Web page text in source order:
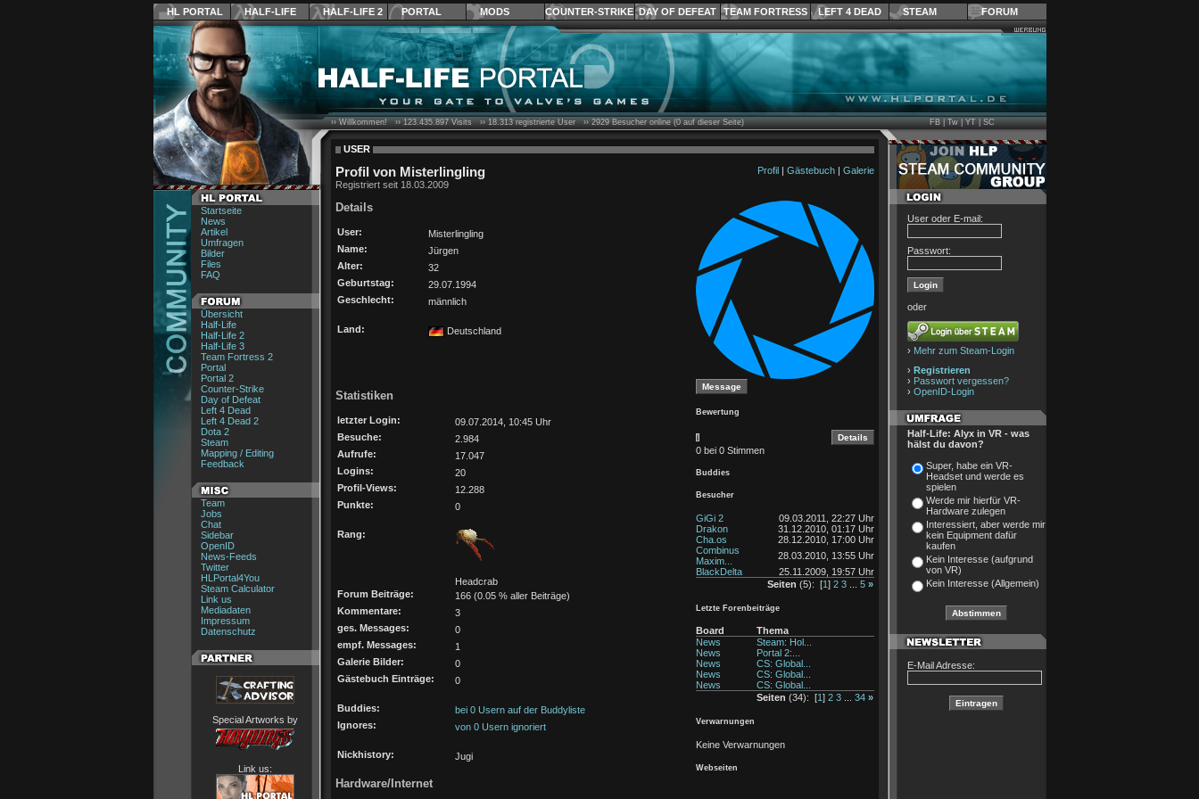
HL PORTAL HALF-LIFE HALF-LIFE 2 PORTAL MODS COUNTER-STRIKE DAY OF DEFEAT TEAM FORTRESS LEFT 4 DEAD STEAM FORUM
Startseite
News
Artikel
Umfragen
Bilder
Files
FAQ
Übersicht
Half-Life
Half-Life 2
Half-Life 3
Team Fortress 2
Portal
Portal 2
Counter-Strike
Day of Defeat
Left 4 Dead
Left 4 Dead 2
Dota 2
Steam
Mapping / Editing
Feedback
Team
Jobs
Chat
Sidebar
OpenID
News-Feeds
Twitter
HLPortal4You
Steam Calculator
Link us
Mediadaten
Impressum
Datenschutz
Special Artworks by
Link us:
›› Willkommen! ››123.435.897Visits ››18.313registrierte User ››2929Besucher online (0 auf dieser Seite)
USER
Profil von Misterlingling Profil| Gästebuch| Galerie
Registriert seit 18.03.2009
Details
User:
Misterlingling
Name:
Jürgen
Alter:
32
Geburtstag:
29.07.1994
Geschlecht:
männlich
Land: Deutschland
Statistiken
letzter Login:
09.07.2014, 10:45 Uhr
Besuche:
2.984
Aufrufe:
17.047
Logins:
20
Profil-Views:
12.288
Punkte:
0
Rang:
Headcrab
Forum Beiträge:
166 (0.05 % aller Beiträge)
Kommentare:
3
ges. Messages:
0
empf. Messages:
1
Galerie Bilder:
0
Gästebuch Einträge:
0
Buddies:
bei 0 Usern auf der Buddyliste
Ignores:
von 0 Usern ignoriert
Nickhistory: Jugi
Hardware/Internet
Bewertung
0 bei 0 Stimmen
Buddies
Besucher
GiGi 2
09.03.2011, 22:27 Uhr
Drakon
31.12.2010, 01:17 Uhr
Cha.os
28.12.2010, 17:00 Uhr
Combinus
Maxim...
28.03.2010, 13:55 Uhr
BlackDelta
25.11.2009, 19:57 Uhr
Seiten (5): [1] 2 3... 5 »
Letzte Forenbeiträge
Board
Thema
News
Steam: Hol...
News
Portal 2:...
News
CS: Global...
News
CS: Global...
News
CS: Global...
Seiten (34): [1] 2 3... 34 »
Verwarnungen
Keine Verwarnungen
Webseiten
FB|Tw|YT|SC
User oder E-mail:
Passwort:
oder
› Mehr zum Steam-Login
› Registrieren
› Passwort vergessen?
› OpenID-Login
Half-Life: Alyx in VR - was
hälst du davon?
Super, habe ein VR-
Headset und werde es
spielen
Werde mir hierfür VR-
Hardware zulegen
Interessiert, aber werde mir
kein Equipment dafür
kaufen
Kein Interesse (aufgrund
von VR)
Kein Interesse (Allgemein)
E-Mail Adresse: